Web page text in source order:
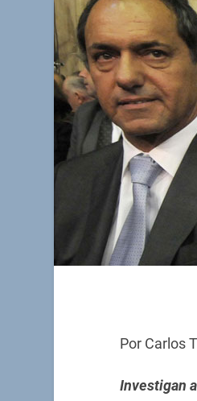
Por Carlos
Investigan